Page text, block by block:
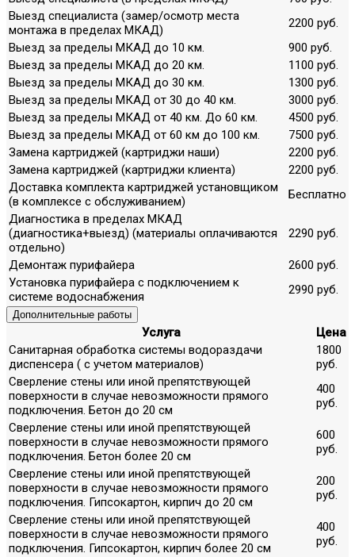
Выезд специалиста (замер/осмотр места
монтажа в пределах МКАД)
2200 руб.
Выезд за пределы МКАД до 10 км.
900 руб.
Выезд за пределы МКАД до 20 км.
1100 руб.
Выезд за пределы МКАД до 30 км.
1300 руб.
Выезд за пределы МКАД от 30 до 40 км.
3000 руб.
Выезд за пределы МКАД от 40 км. До 60 км.
4500 руб.
Выезд за пределы МКАД от 60 км до 100 км.
7500 руб.
Замена картриджей (картриджи наши)
2200 руб.
Замена картриджей (картриджи клиента)
2200 руб.
Доставка комплекта картриджей установщиком
(в комплексе с обслуживанием)
Бесплатно
Диагностика в пределах МКАД
(диагностика+выезд) (материалы оплачиваются
отдельно)
2290 руб.
Демонтаж пурифайера
2600 руб.
Установка пурифайера с подключением к
системе водоснабжения
2990 руб.
Дополнительные работы
Услуга
Цена
Санитарная обработка системы водораздачи
диспенсера ( с учетом материалов)
1800
руб.
Сверление стены или иной препятствующей
поверхности в случае невозможности прямого
подключения. Бетон до 20 см
400
руб.
Сверление стены или иной препятствующей
поверхности в случае невозможности прямого
подключения. Бетон более 20 см
600
руб.
Сверление стены или иной препятствующей
поверхности в случае невозможности прямого
подключения. Гипсокартон, кирпич до 20 см
200
руб.
Сверление стены или иной препятствующей
поверхности в случае невозможности прямого
подключения. Гипсокартон, кирпич более 20 см
400
руб.